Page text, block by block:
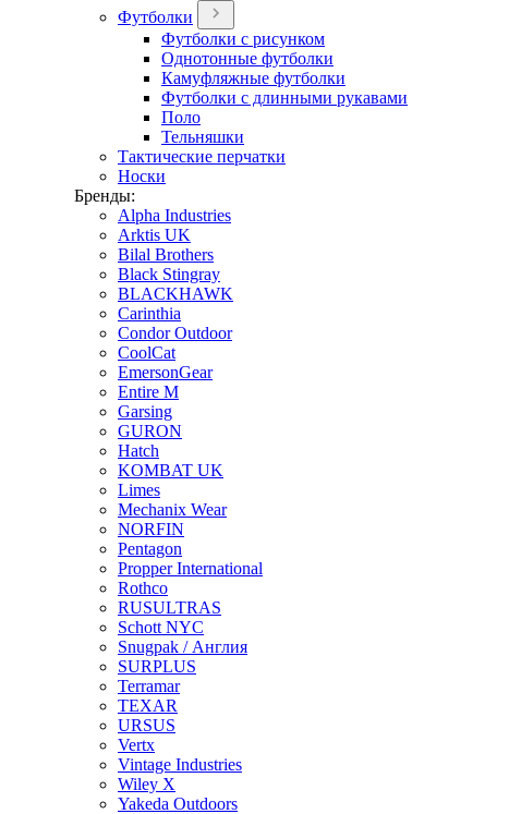
Футболки
Футболки с рисунком
Однотонные футболки
Камуфляжные футболки
Футболки с длинными рукавами
Поло
Тельняшки
Тактические перчатки
Носки
Бренды:
Alpha Industries
Arktis UK
Bilal Brothers
Black Stingray
BLACKHAWK
Carinthia
Condor Outdoor
CoolCat
EmersonGear
Entire M
Garsing
GURON
Hatch
KOMBAT UK
Limes
Mechanix Wear
NORFIN
Pentagon
Propper International
Rothco
RUSULTRAS
Schott NYC
Snugpak / Англия
SURPLUS
Terramar
TEXAR
URSUS
Vertx
Vintage Industries
Wiley X
Yakeda Outdoors